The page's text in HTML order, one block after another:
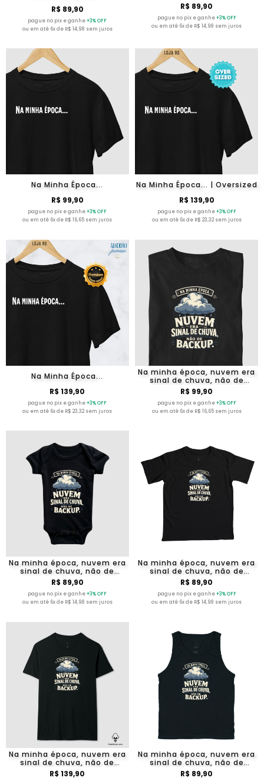
R$ 89,90
pague no pix e ganhe+3% OFF
ou em até 6x de R$ 14,98 sem juros
R$ 89,90
pague no pix e ganhe+3% OFF
ou em até 6x de R$ 14,98 sem juros
Na Minha Época...
R$ 99,90
pague no pix e ganhe+3% OFF
ou em até 6x de R$ 16,65 sem juros
Na Minha Época... | Oversized
R$ 139,90
pague no pix e ganhe+3% OFF
ou em até 6x de R$ 23,32 sem juros
Na Minha Época...
R$ 139,90
pague no pix e ganhe+3% OFF
ou em até 6x de R$ 23,32 sem juros
Na minha época, nuvem era
sinal de chuva, não de
backup.
R$ 99,90
pague no pix e ganhe+3% OFF
ou em até 6x de R$ 16,65 sem juros
Na minha época, nuvem era
sinal de chuva, não de
backup.
R$ 89,90
pague no pix e ganhe+3% OFF
ou em até 6x de R$ 14,98 sem juros
Na minha época, nuvem era
sinal de chuva, não de
backup.
R$ 89,90
pague no pix e ganhe+3% OFF
ou em até 6x de R$ 14,98 sem juros
Na minha época, nuvem era
sinal de chuva, não de
backup.
R$ 139,90
Na minha época, nuvem era
sinal de chuva, não de
backup.
R$ 89,90